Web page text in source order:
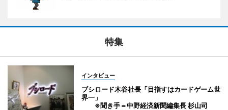
特集
インタビュー
ブシロード木谷社長「目指すはカードゲーム世
界一」
※聞き手＝中野経済新聞編集長 杉山司